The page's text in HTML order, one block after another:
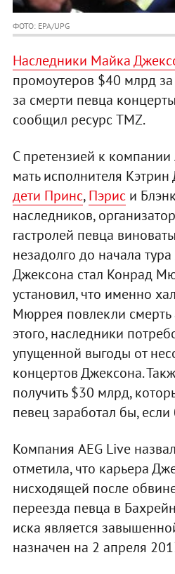
ФОТО: EPA/UPG
Наследники Майка
промоутеров $40 млрд
за смерти певца
сообщил ресурс TMZ.
С претензией к компании
мать исполнителя
дети Принс,Пэриси
наследников,
гастролей певца
незадолго до начала
Джексона стал Конрад
установил, что именно
Мюррея повлекли смерть
этого, наследники
упущенной выгоды от
концертов Джексона.
получить $30 млрд,
певец заработал бы,
Компания AEG Live
отметила, что карьера
нисходящей после
переезда певца в
иска является
назначен на 2 апреля